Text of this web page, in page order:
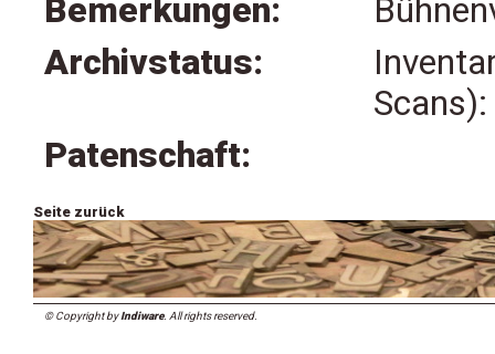
Bemerkungen:
Archivstatus:
Patenschaft:
Seite zurück
© Copyright byIndiware. All rights reserved.